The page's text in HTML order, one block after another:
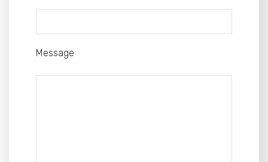
Message